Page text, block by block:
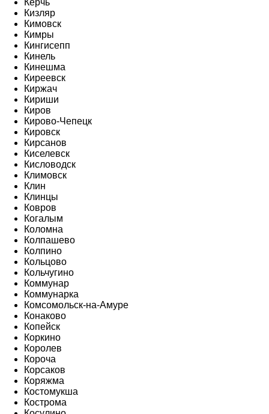
Керчь
Кизляр
Кимовск
Кимры
Кингисепп
Кинель
Кинешма
Киреевск
Киржач
Кириши
Киров
Кирово-Чепецк
Кировск
Кирсанов
Киселевск
Кисловодск
Климовск
Клин
Клинцы
Ковров
Когалым
Коломна
Колпашево
Колпино
Кольцово
Кольчугино
Коммунар
Коммунарка
Комсомольск-на-Амуре
Конаково
Копейск
Коркино
Королев
Короча
Корсаков
Коряжма
Костомукша
Кострома